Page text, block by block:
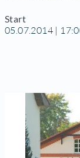
Start
05.07.2014 |